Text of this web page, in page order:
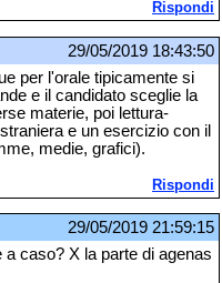
Rispondi
29/05/2019 18:43:50
per l'orale tipicamente si
e il candidato sceglie la
materie, poi lettura-
e un esercizio con il
medie, grafici).
Rispondi
29/05/2019 21:59:15
caso? X la parte di agenas